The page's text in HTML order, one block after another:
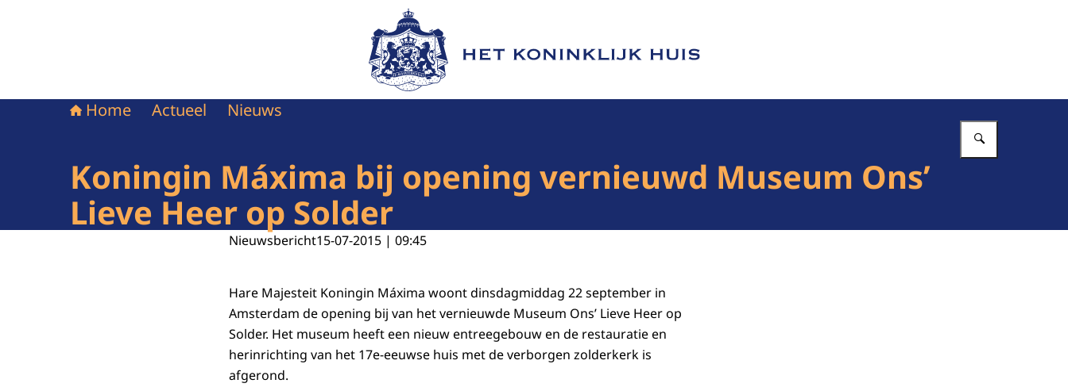
Naar de homepage van Het Koninklijk Huis
Home Actueel Nieuws
Koningin Máxima bij opening vernieuwd Museum Ons’
Lieve Heer op Solder
Nieuwsbericht15-07-2015 | 09:45
Hare Majesteit Koningin Máxima woont dinsdagmiddag 22 september in
Amsterdam de opening bij van het vernieuwde Museum Ons’ Lieve Heer op
Solder. Het museum heeft een nieuw entreegebouw en de restauratie en
herinrichting van het 17e-eeuwse huis met de verborgen zolderkerk is
afgerond.